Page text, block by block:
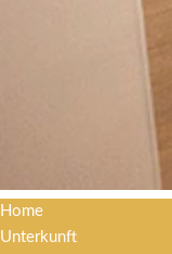
Home
Unterkunft